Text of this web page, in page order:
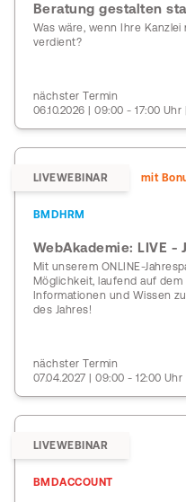
Beratung gestalten
Was wäre, wenn Ihre
verdient?
nächster Termin
06.10.2026 | 09:00 - 17:00
LIVEWEBINAR mit
BMDHRM
WebAkademie: LIVE -
Mit unserem ONLINE-
Möglichkeit, laufend auf
Informationen und Wissen
des Jahres!
nächster Termin
07.04.2027 | 09:00 - 12:00
LIVEWEBINAR
BMDACCOUNT